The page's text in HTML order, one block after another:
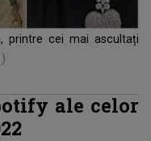
printre cei mai ascultați
ale celor